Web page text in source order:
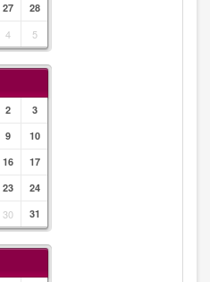
27
28
4 5
2
3
9
10
16
17
23
24
30 31